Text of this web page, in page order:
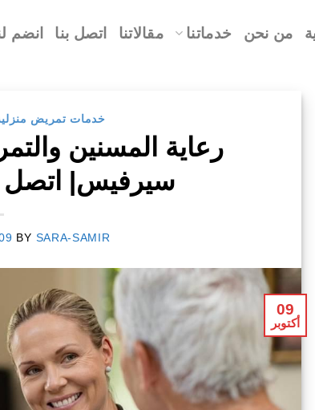
من نحن خدماتنا مقالاتنا اتصل بنا انضم
خدمات تمريض
رعاية المسنين
سيرفيس| اتصل بنا
BY SARA-SAMIR
09
أكتوبر